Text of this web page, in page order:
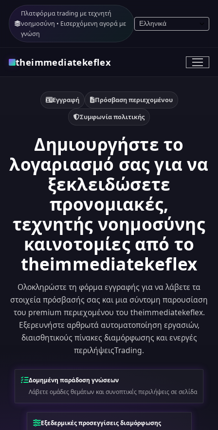
Πλατφόρμα trading με τεχνητή
νοημοσύνη • Εισερχόμενη αγορά με
γνώση
theimmediatekeflex
Εγγραφή
Πρόσβαση περιεχομένου
Συμφωνία πολιτικής
Δημιουργήστε το
λογαριασμό σας για να
ξεκλειδώσετε
προνομιακές,
τεχνητής νοημοσύνης
καινοτομίες από το
theimmediatekeflex
Ολοκληρώστε τη φόρμα εγγραφής για να λάβετε τα
στοιχεία πρόσβασής σας και μια σύντομη παρουσίαση
του premium περιεχομένου του theimmediatekeflex.
Εξερευνήστε αρθρωτά αυτοματοποίηση εργασιών,
διαισθητικούς πίνακες διαμόρφωσης και ενεργές
περιλήψειςTrading.
Δομημένη παράδοση γνώσεων
Λάβετε ομάδες θεμάτων και συνοπτικές περιλήψεις σε σελίδα
Εξεδερμικές προσεγγίσεις διαμόρφωσης